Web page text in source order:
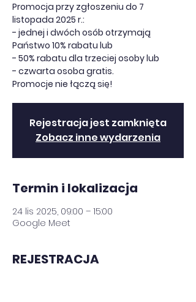
Promocja przy zgłoszeniu do 7
listopada 2025 r.:
- jednej i dwóch osób otrzymają
Państwo 10% rabatu lub
- 50% rabatu dla trzeciej osoby lub
- czwarta osoba gratis.
Promocje nie łączą się!
Rejestracja jest zamknięta
Zobacz inne wydarzenia
Termin i lokalizacja
24 lis 2025, 09:00 – 15:00
Google Meet
REJESTRACJA